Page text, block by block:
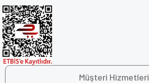
Müşteri Hizmetleri